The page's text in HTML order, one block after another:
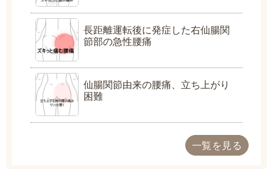
長距離運転後に発症した右仙腸関
節部の急性腰痛
仙腸関節由来の腰痛、立ち上がり
困難
一覧を見る